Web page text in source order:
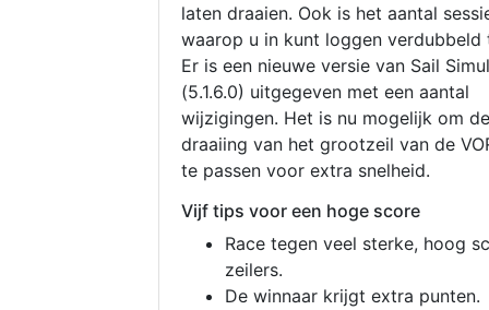
laten draaien. Ook is het aantal
waarop u in kunt loggen verdubbeld
Er is een nieuwe versie van Sail
(5.1.6.0) uitgegeven met een aantal
wijzigingen. Het is nu mogelijk om de
draaiing van het grootzeil van de
te passen voor extra snelheid.
Vijf tips voor een hoge score
Race tegen veel sterke, hoog
zeilers.
De winnaar krijgt extra punten.